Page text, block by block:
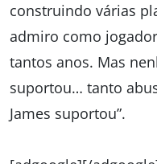
construindo várias
admiro como
tantos anos. Mas
suportou… tanto
James suportou”.